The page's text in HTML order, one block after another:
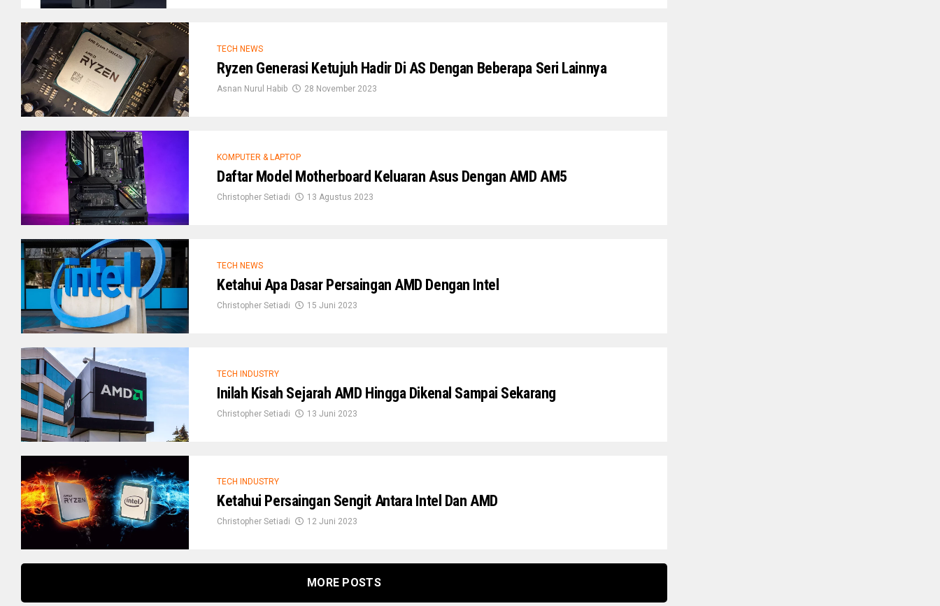
TECH NEWS
Ryzen Generasi Ketujuh Hadir Di AS Dengan Beberapa Seri Lainnya
Asnan Nurul Habib 28 November 2023
KOMPUTER & LAPTOP
Daftar Model Motherboard Keluaran Asus Dengan AMD AM5
Christopher Setiadi 13 Agustus 2023
TECH NEWS
Ketahui Apa Dasar Persaingan AMD Dengan Intel
Christopher Setiadi 15 Juni 2023
TECH INDUSTRY
Inilah Kisah Sejarah AMD Hingga Dikenal Sampai Sekarang
Christopher Setiadi 13 Juni 2023
TECH INDUSTRY
Ketahui Persaingan Sengit Antara Intel Dan AMD
Christopher Setiadi 12 Juni 2023
MORE POSTS